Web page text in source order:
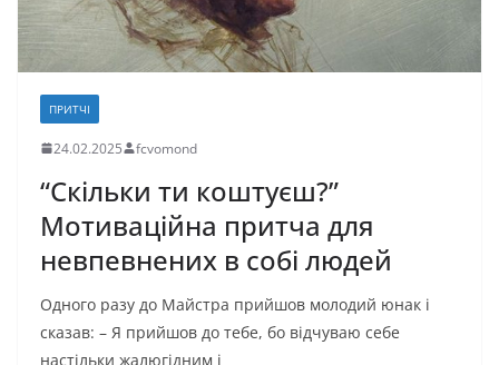
ПРИТЧІ
24.02.2025 fcvomond
“Скільки ти коштуєш?”
Мотиваційна притча для
невпевнених в собі людей
Одного разу до Майстра прийшов молодий юнак і
сказав: – Я прийшов до тебе, бо відчуваю себе
настільки жалюгідним і